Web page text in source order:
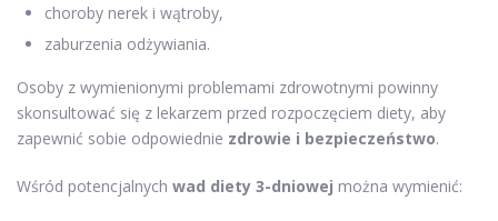
choroby nerek i wątroby,
zaburzenia odżywiania.
Osoby z wymienionymi problemami zdrowotnymi powinny
skonsultować się z lekarzem przed rozpoczęciem diety, aby
zapewnić sobie odpowiednie zdrowie i bezpieczeństwo.
Wśród potencjalnych wad diety 3-dniowej można wymienić: